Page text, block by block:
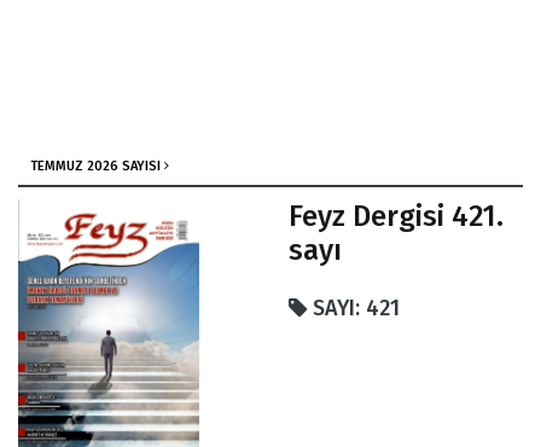
TEMMUZ 2026 SAYISI
Feyz Dergisi 421.
sayı
SAYI: 421